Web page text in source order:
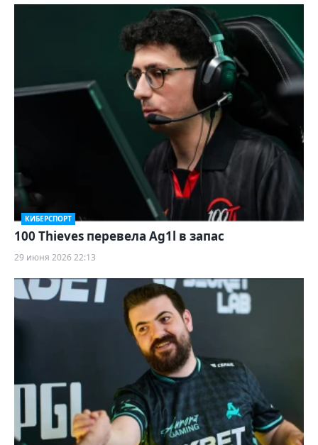
КИБЕРСПОРТ
100 Thieves перевела Ag1l в запас
29 июня 2026 22:13